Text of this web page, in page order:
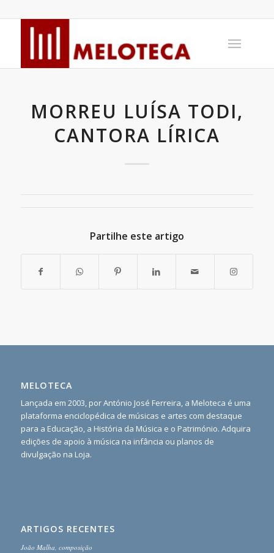
MORREU LUÍSA TODI,
CANTORA LÍRICA
Partilhe este artigo
MELOTECA
Lançada em 2003, por António José Ferreira, a Meloteca é uma
plataforma enciclopédica de músicas e artes com destaque
para a Educação, a História da Música e o Património. Adquira
edições de apoio à música na infância ou planos de
divulgação na Loja.
ARTIGOS RECENTES
João Malha, composição